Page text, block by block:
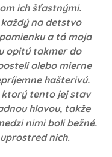
ich šťastnými.
na detstvo
a tá moja
opitú takmer do
alebo mierne
hašterivú.
ktorý tento jej stav
hlavou, takže
nimi boli bežné.
nich.